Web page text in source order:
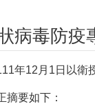
病毒防疫
年12月1日以衛
摘要如下：